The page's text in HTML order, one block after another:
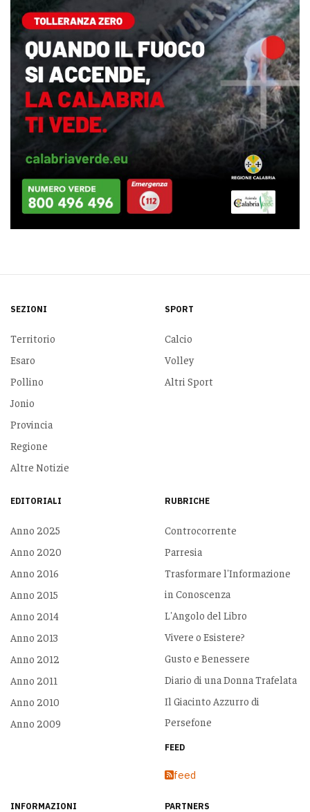
SEZIONI
Territorio
Esaro
Pollino
Jonio
Provincia
Regione
Altre Notizie
SPORT
Calcio
Volley
Altri Sport
EDITORIALI
Anno 2025
Anno 2020
Anno 2016
Anno 2015
Anno 2014
Anno 2013
Anno 2012
Anno 2011
Anno 2010
Anno 2009
RUBRICHE
Controcorrente
Parresia
Trasformare l'Informazione
in Conoscenza
L'Angolo del Libro
Vivere o Esistere?
Gusto e Benessere
Diario di una Donna Trafelata
Il Giacinto Azzurro di
Persefone
FEED
feed
INFORMAZIONI PARTNERS